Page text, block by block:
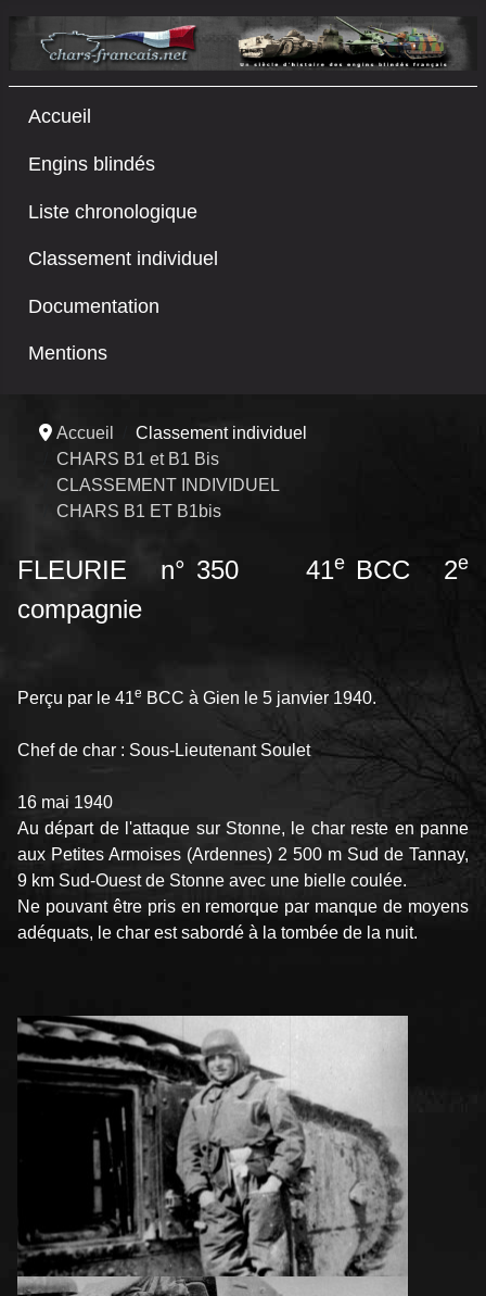
Accueil
Engins blindés
Liste chronologique
Classement individuel
Documentation
Mentions
Accueil
Classement individuel
CHARS B1 et B1 Bis
CLASSEMENT INDIVIDUEL
CHARS B1 ET B1bis
FLEURIE n° 350 41eBCC 2e
compagnie
Perçu par le 41e BCC à Gien le 5 janvier 1940.
Chef de char : Sous-Lieutenant Soulet
16 mai 1940
Au départ de l'attaque sur Stonne, le char reste en panne
aux Petites Armoises (Ardennes) 2 500 m Sud de Tannay,
9 km Sud-Ouest de Stonne avec une bielle coulée.
Ne pouvant être pris en remorque par manque de moyens
adéquats, le char est sabordé à la tombée de la nuit.